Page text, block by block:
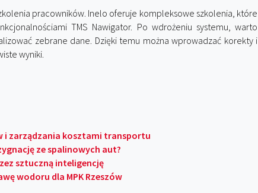
pracowników. Inelo oferuje kompleksowe szkolenia, które
TMS Nawigator. Po wdrożeniu systemu, warto
zebrane dane. Dzięki temu można wprowadzać korekty i
wyniki.
i zarządzania kosztami transportu
ze spalinowych aut?
sztuczną inteligencję
wodoru dla MPK Rzeszów